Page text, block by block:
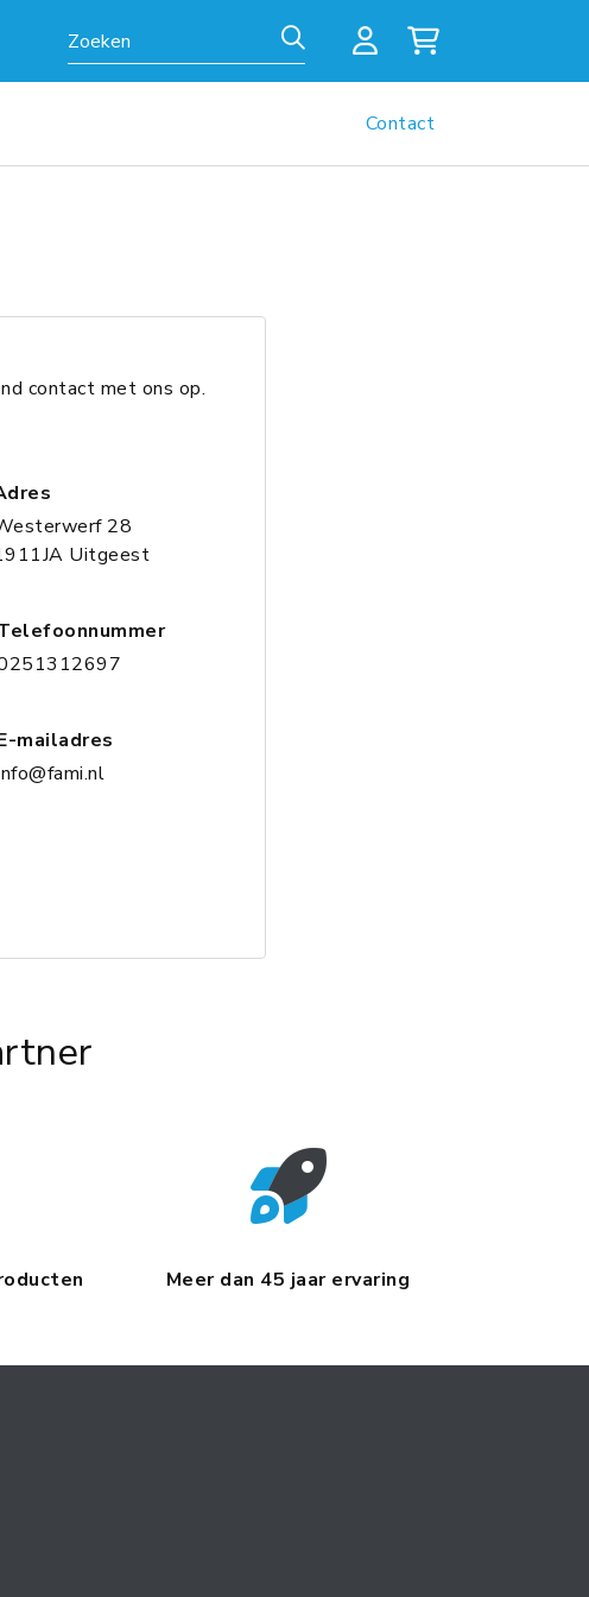
Zoeken
Contact
contact met ons op.
28
Uitgeest
mailadres
Meer dan 45 jaar ervaring